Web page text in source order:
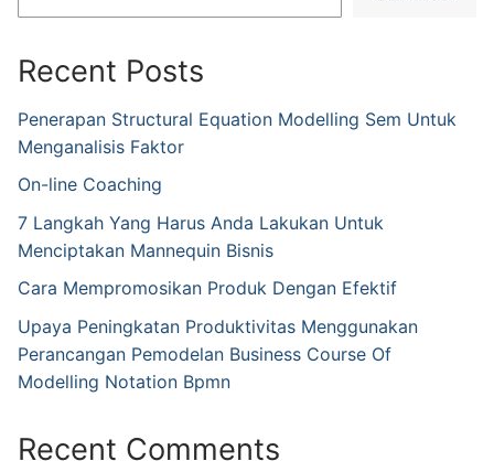
Recent Posts
Penerapan Structural Equation Modelling Sem Untuk
Menganalisis Faktor
On-line Coaching
7 Langkah Yang Harus Anda Lakukan Untuk
Menciptakan Mannequin Bisnis
Cara Mempromosikan Produk Dengan Efektif
Upaya Peningkatan Produktivitas Menggunakan
Perancangan Pemodelan Business Course Of
Modelling Notation Bpmn
Recent Comments